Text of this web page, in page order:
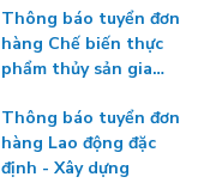
Thông báo tuyển đơn
hàng Chế biến thực
phẩm thủy sản gia
Thông báo tuyển đơn
hàng Lao động đặc
định - Xây dựng